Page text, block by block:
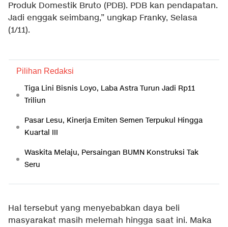
Produk Domestik Bruto (PDB). PDB kan pendapatan.
Jadi enggak seimbang,” ungkap Franky, Selasa
(1/11).
Pilihan Redaksi
Tiga Lini Bisnis Loyo, Laba Astra Turun Jadi Rp11
Triliun
Pasar Lesu, Kinerja Emiten Semen Terpukul Hingga
Kuartal III
Waskita Melaju, Persaingan BUMN Konstruksi Tak
Seru
Hal tersebut yang menyebabkan daya beli
masyarakat masih melemah hingga saat ini. Maka